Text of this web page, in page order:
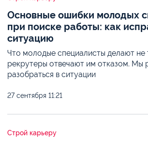
Основные ошибки молодых
при поиске работы: как
ситуацию
Что молодые специалисты делают не
рекрутеры отвечают им отказом. Мы
разобраться в ситуации
27 сентября 11:21
Строй карьеру